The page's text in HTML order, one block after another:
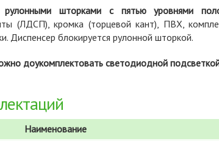
рулонными шторками с пятью уровнями
(ЛДСП), кромка (торцевой кант), ПВХ,
Диспенсер блокируется рулонной шторкой.
доукомплектовать светодиодной
Наименование